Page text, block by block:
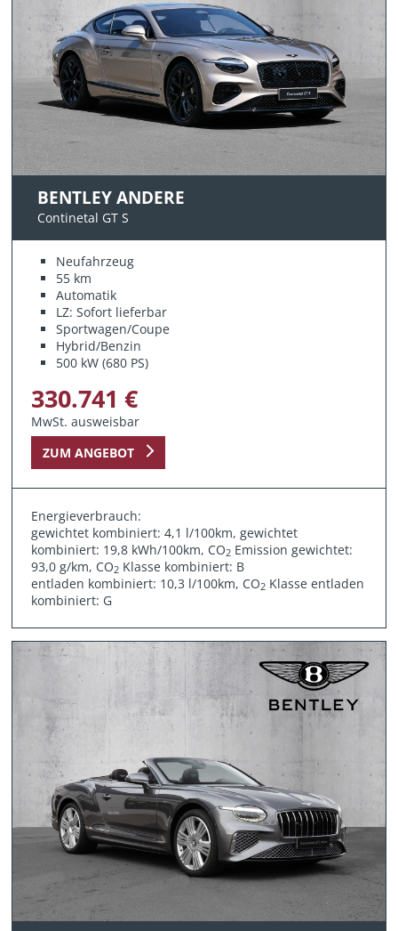
BENTLEY ANDERE
Continetal GT S
Neufahrzeug
55 km
Automatik
LZ: Sofort lieferbar
Sportwagen/Coupe
Hybrid/Benzin
500 kW (680 PS)
330.741 €
MwSt. ausweisbar
ZUM ANGEBOT
Energieverbrauch:
gewichtet kombiniert: 4,1 l/100km, gewichtet
kombiniert: 19,8 kWh/100km, CO2 Emission gewichtet:
93,0 g/km, CO2 Klasse kombiniert: B
entladen kombiniert: 10,3 l/100km, CO2 Klasse entladen
kombiniert: G